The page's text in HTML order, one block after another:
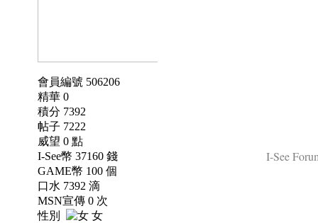
會員編號 506206
精華 0
積分 7392
帖子 7222
威望 0 點
I-See幣 37160 錢
GAME幣 100 個
口水 7392 滴
MSN宣傳 0 次
性別
女
I-See